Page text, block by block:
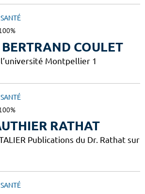
COULET
Montpellier 1
RATHAT
Publications du Dr. Rathat sur